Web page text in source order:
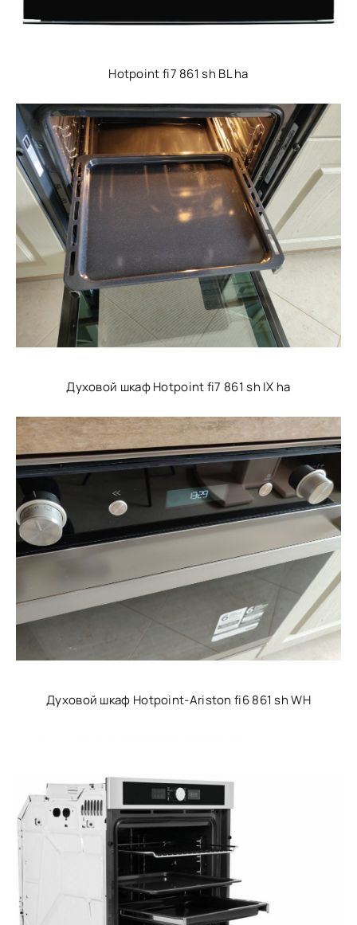
Hotpoint fi7 861 sh BL ha
Духовой шкаф Hotpoint fi7 861 sh IX ha
Духовой шкаф Hotpoint-Ariston fi6 861 sh WH